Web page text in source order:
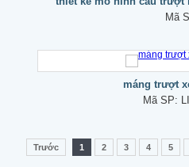
Mã
máng trượt
Mã SP:
Trước 1 2 3 4 5